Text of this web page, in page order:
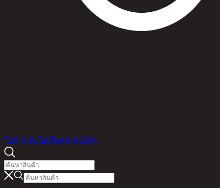
โปรโมชันไอเดียตกแต่งบ้าน